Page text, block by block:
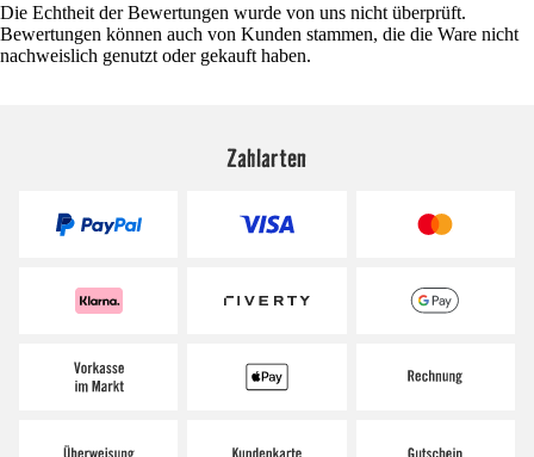
Die Echtheit der Bewertungen wurde von uns nicht überprüft.
Bewertungen können auch von Kunden stammen, die die Ware nicht
nachweislich genutzt oder gekauft haben.
Zahlarten